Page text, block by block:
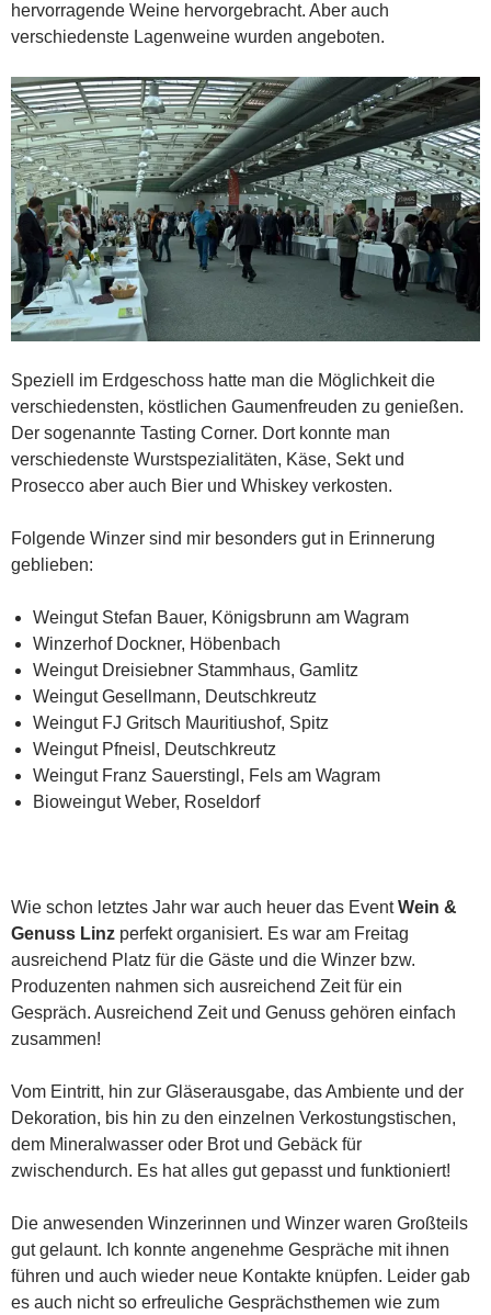
hervorragende Weine hervorgebracht. Aber auch
verschiedenste Lagenweine wurden angeboten.
Speziell im Erdgeschoss hatte man die Möglichkeit die
verschiedensten, köstlichen Gaumenfreuden zu genießen.
Der sogenannte Tasting Corner. Dort konnte man
verschiedenste Wurstspezialitäten, Käse, Sekt und
Prosecco aber auch Bier und Whiskey verkosten.
Folgende Winzer sind mir besonders gut in Erinnerung
geblieben:
Weingut Stefan Bauer, Königsbrunn am Wagram
Winzerhof Dockner, Höbenbach
Weingut Dreisiebner Stammhaus, Gamlitz
Weingut Gesellmann, Deutschkreutz
Weingut FJ Gritsch Mauritiushof, Spitz
Weingut Pfneisl, Deutschkreutz
Weingut Franz Sauerstingl, Fels am Wagram
Bioweingut Weber, Roseldorf
Wie schon letztes Jahr war auch heuer das EventWein &
Genuss Linz perfekt organisiert. Es war am Freitag
ausreichend Platz für die Gäste und die Winzer bzw.
Produzenten nahmen sich ausreichend Zeit für ein
Gespräch. Ausreichend Zeit und Genuss gehören einfach
zusammen!
Vom Eintritt, hin zur Gläserausgabe, das Ambiente und der
Dekoration, bis hin zu den einzelnen Verkostungstischen,
dem Mineralwasser oder Brot und Gebäck für
zwischendurch. Es hat alles gut gepasst und funktioniert!
Die anwesenden Winzerinnen und Winzer waren Großteils
gut gelaunt. Ich konnte angenehme Gespräche mit ihnen
führen und auch wieder neue Kontakte knüpfen. Leider gab
es auch nicht so erfreuliche Gesprächsthemen wie zum